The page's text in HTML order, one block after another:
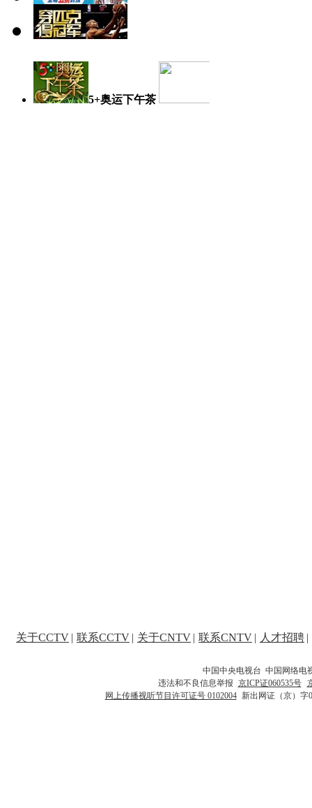
5+奥运下午茶
关于CCTV | 联系CCTV | 关于CNTV | 联系CNTV | 人才招聘 |
中国中央电视台 中国网络电
违法和不良信息举报 京ICP证060535号
网上传播视听节目许可证号 0102004 新出网证（京）